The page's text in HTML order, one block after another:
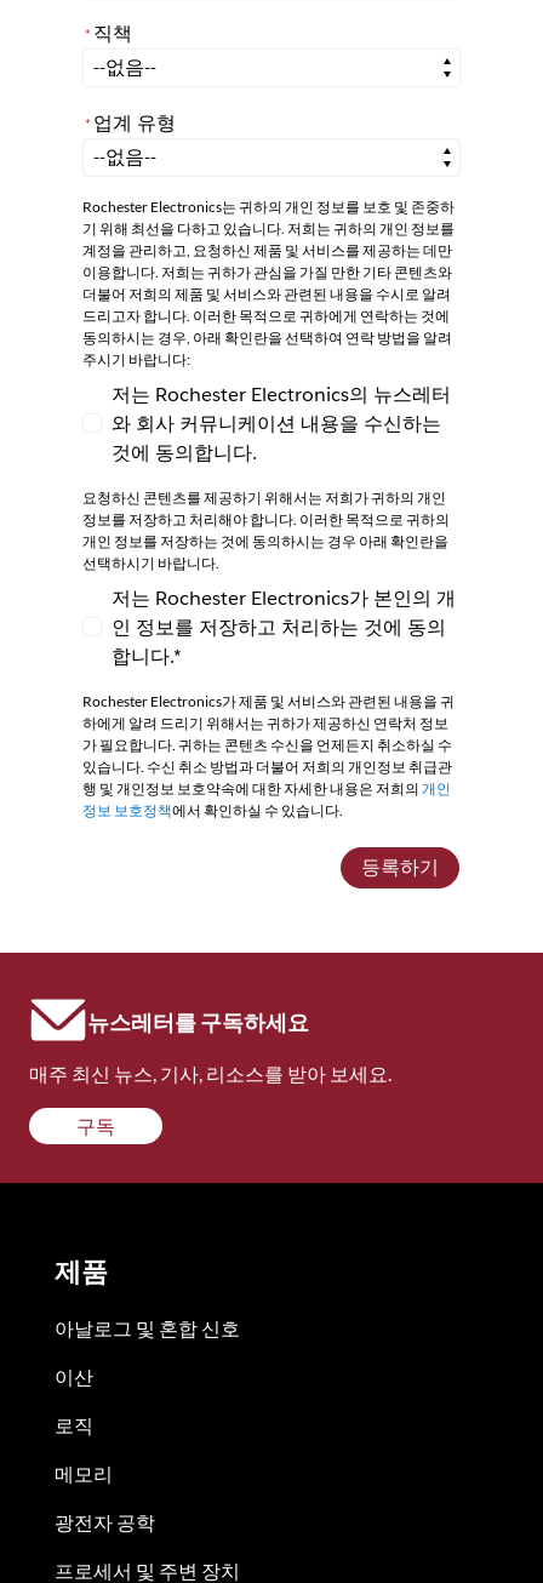
* 직책
직책
* 업계 유형
업계 유형
Rochester Electronics는 귀하의 개인 정보를 보호 및 존중하
기 위해 최선을 다하고 있습니다. 저희는 귀하의 개인 정보를
계정을 관리하고, 요청하신 제품 및 서비스를 제공하는 데만
이용합니다. 저희는 귀하가 관심을 가질 만한 기타 콘텐츠와
더불어 저희의 제품 및 서비스와 관련된 내용을 수시로 알려
드리고자 합니다. 이러한 목적으로 귀하에게 연락하는 것에
동의하시는 경우, 아래 확인란을 선택하여 연락 방법을 알려
주시기 바랍니다:
저는 Rochester Electronics의 뉴스레터와 회사
저는 Rochester Electronics의 뉴스레터
와 회사 커뮤니케이션 내용을 수신하는
것에 동의합니다.
요청하신 콘텐츠를 제공하기 위해서는 저희가 귀하의 개인
정보를 저장하고 처리해야 합니다. 이러한 목적으로 귀하의
개인 정보를 저장하는 것에 동의하시는 경우 아래 확인란을
선택하시기 바랍니다.
저는 Rochester Electronics가 본인의 개인 정보
저는 Rochester Electronics가 본인의 개
인 정보를 저장하고 처리하는 것에 동의
합니다.*
Rochester Electronics가 제품 및 서비스와 관련된 내용을 귀
하에게 알려 드리기 위해서는 귀하가 제공하신 연락처 정보
가 필요합니다. 귀하는 콘텐츠 수신을 언제든지 취소하실 수
있습니다. 수신 취소 방법과 더불어 저희의 개인정보 취급관
행 및 개인정보 보호약속에 대한 자세한 내용은 저희의 개인
정보 보호정책에서 확인하실 수 있습니다.
등록하기
뉴스레터를 구독하세요
매주 최신 뉴스, 기사, 리소스를 받아 보세요.
구독
제품
아날로그 및 혼합 신호
이산
로직
메모리
광전자 공학
프로세서 및 주변 장치